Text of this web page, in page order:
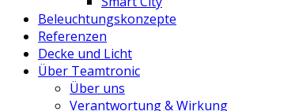
Beleuchtungskonzepte
Referenzen
Decke und Licht
Über Teamtronic
Über uns
Verantwortung & Wirkung